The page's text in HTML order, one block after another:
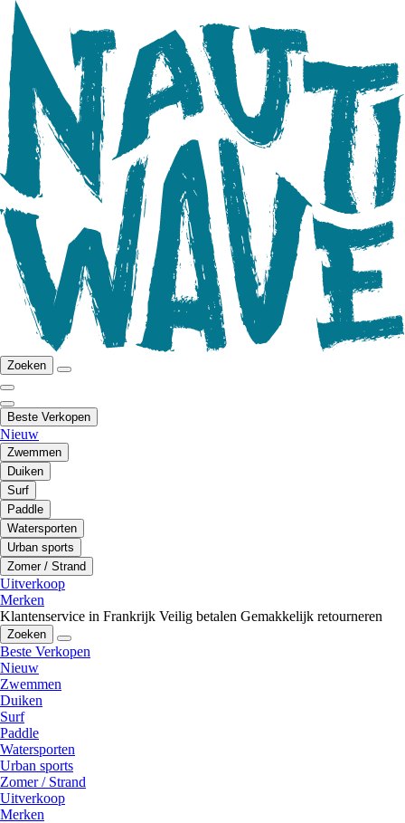
Zoeken
Beste Verkopen
Nieuw
Zwemmen
Duiken
Surf
Paddle
Watersporten
Urban sports
Zomer / Strand
Uitverkoop
Merken
Klantenservice in Frankrijk Veilig betalen Gemakkelijk retourneren
Zoeken
Beste Verkopen
Nieuw
Zwemmen
Duiken
Surf
Paddle
Watersporten
Urban sports
Zomer / Strand
Uitverkoop
Merken